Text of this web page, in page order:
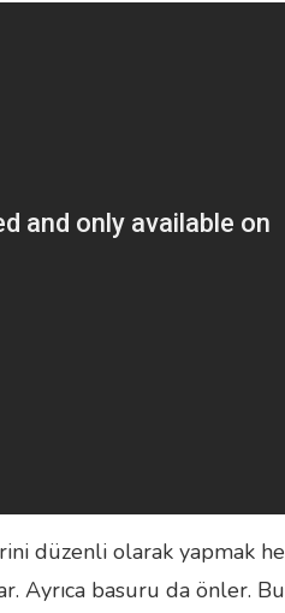
düzenli olarak yapmak
Ayrıca basuru da önler.